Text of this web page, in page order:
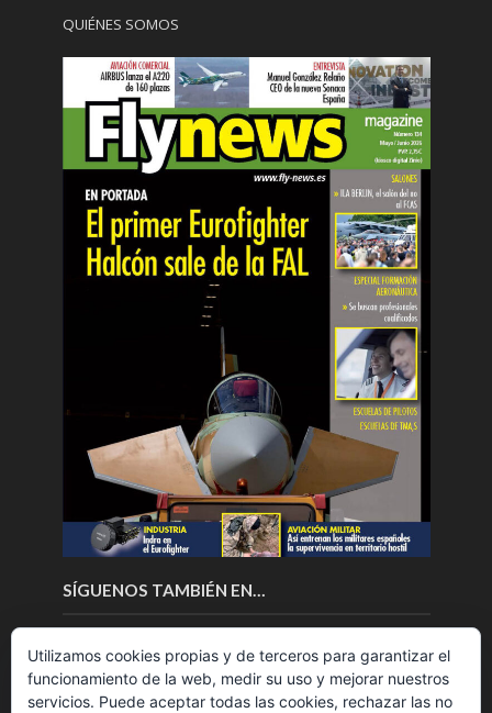
QUIÉNES SOMOS
SÍGUENOS TAMBIÉN EN…
Utilizamos cookies propias y de terceros para garantizar el
funcionamiento de la web, medir su uso y mejorar nuestros
servicios. Puede aceptar todas las cookies, rechazar las no